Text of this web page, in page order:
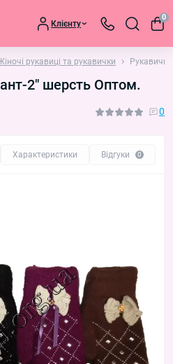
Клієнту
0
рукавиці та рукавички
2" шерсть Оптом.
0
Характеристики Відгуки 0